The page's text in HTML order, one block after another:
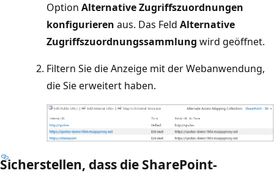
Option Alternative Zugriffszuordnungen
konfigurieren aus. Das Feld Alternative
Zugriffszuordnungssammlung wird geöffnet.
Filtern Sie die Anzeige mit der Webanwendung,
die Sie erweitert haben.
Sicherstellen, dass die SharePoint-